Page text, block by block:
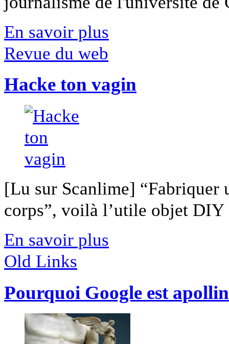
En savoir plus
Revue du web
Hacke ton vagin
[Lu sur Scanlime] “Fabriquer
corps”, voilà l’utile objet
En savoir plus
Old Links
Pourquoi Google est